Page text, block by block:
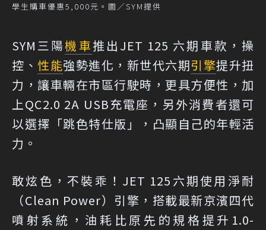
學生購車優惠5,000元。圖／SYM提供
SYM三陽機車推出JET 125 六期車款，操
控、 性能強勢進化，新世代六期引擎提升扭
力，讓車輛在市區行駛時，更具方便性，加
上QC2.0 2A USB充電座，另外消費者還可
以選擇「跳色特仕版」，凸顯自己的年輕活
力。
敢炫色，不裝乖！JET 125六期使用淨耐
（Clean Power）引擎，搭載最新京濱四代
噴射系統，油耗比原先的規格提升1.0-